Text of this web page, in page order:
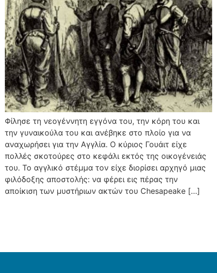
Φίλησε τη νεογέννητη εγγόνα του, την κόρη του και
την γυναικούλα του και ανέβηκε στο πλοίο για να
αναχωρήσει για την Αγγλία. Ο κύριος Γουάιτ είχε
πολλές σκοτούρες στο κεφάλι εκτός της οικογένειάς
του. Το αγγλικό στέμμα τον είχε διορίσει αρχηγό μιας
φιλόδοξης αποστολής: να φέρει εις πέρας την
αποίκιση των μυστήριων ακτών του Chesapeake […]